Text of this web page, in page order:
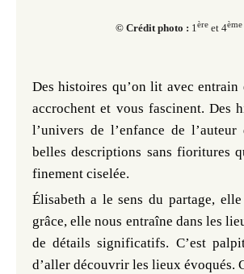
© Crédit photo : 1èreet 4ème
Des histoires qu’on lit avec
accrochent et vous fascinent. Des
l’univers de l’enfance de
belles descriptions sans fioritures
finement ciselée.
Élisabeth a le sens du partage,
grâce, elle nous entraîne dans les
de détails significatifs. C’est
d’aller découvrir les lieux évoqués.